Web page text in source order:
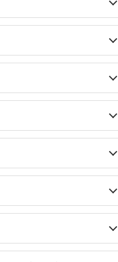
– beste
Service und eine
Bedingungen, die
Die besten Hotels in
hervorragenden Service
bieten eine
Parkplätze
auswählen, das
mit hohem Standard
Menü,
für Kinder. Die
Lösung für
reisen oder
möchten.